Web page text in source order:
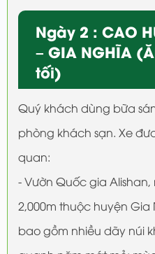
Ngày 2 : CAO
– GIA NGHĨA
tối)
Quý khách dùng bữa
phòng khách sạn. Xe
quan:
- Vườn Quốc gia
2,000m thuộc huyện Gia
bao gồm nhiều dãy núi